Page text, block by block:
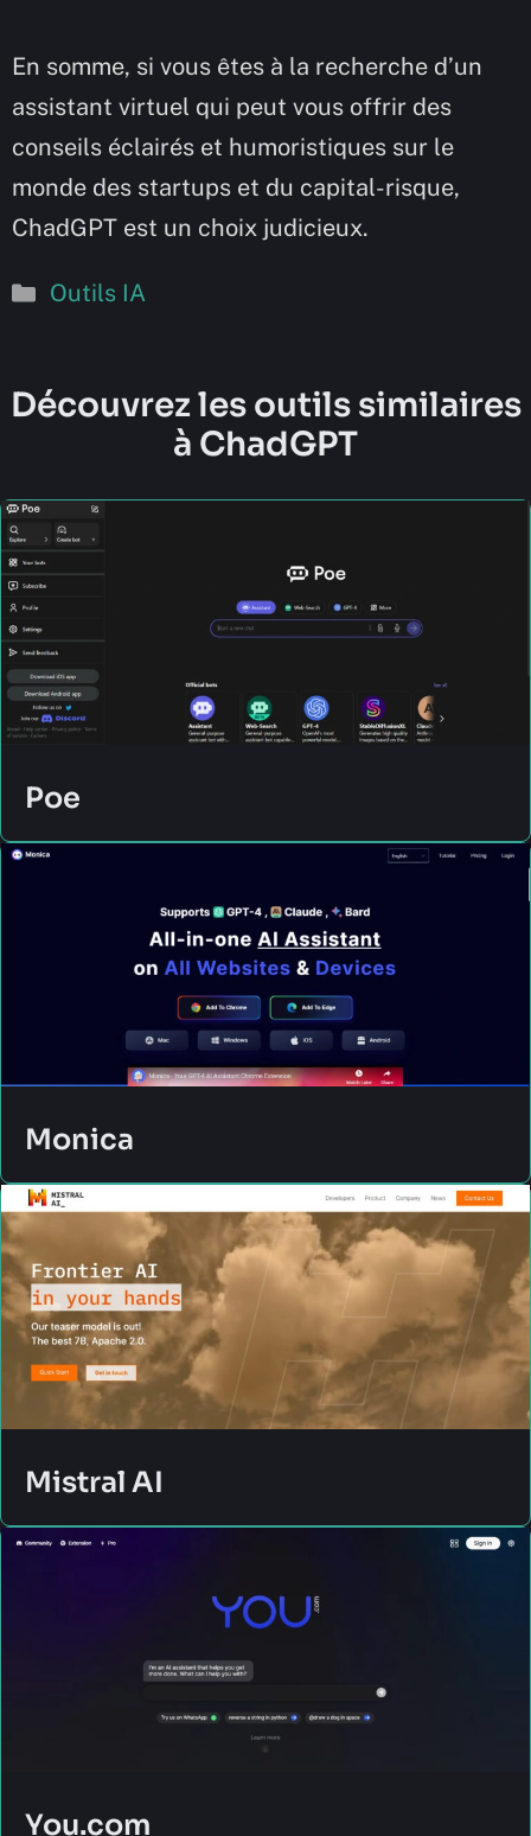
En somme, si vous êtes à la recherche d’un
assistant virtuel qui peut vous offrir des
conseils éclairés et humoristiques sur le
monde des startups et du capital-risque,
ChadGPT est un choix judicieux.
Catégories
Outils IA
Découvrez les outils similaires
à ChadGPT
Poe
Monica
Mistral AI
You.com